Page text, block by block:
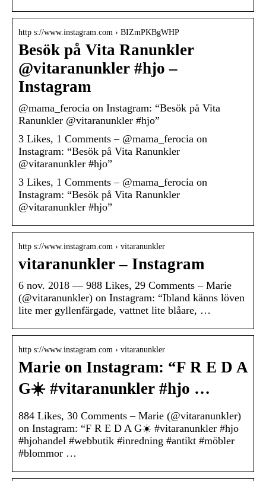
http s://www.instagram.com › BIZmPKBgWHP
Besök på Vita Ranunkler
@vitaranunkler #hjo –
Instagram
@mama_ferocia on Instagram: “Besök på Vita
Ranunkler @vitaranunkler #hjo”
3 Likes, 1 Comments – @mama_ferocia on
Instagram: “Besök på Vita Ranunkler
@vitaranunkler #hjo”
3 Likes, 1 Comments – @mama_ferocia on
Instagram: “Besök på Vita Ranunkler
@vitaranunkler #hjo”
http s://www.instagram.com › vitaranunkler
vitaranunkler – Instagram
6 nov. 2018 — 988 Likes, 29 Comments – Marie
(@vitaranunkler) on Instagram: “Ibland känns löven
lite mer gyllenfärgade, vattnet lite blåare, …
http s://www.instagram.com › vitaranunkler
Marie on Instagram: “F R E D A
G☀️ #vitaranunkler #hjo …
884 Likes, 30 Comments – Marie (@vitaranunkler)
on Instagram: “F R E D A G☀️ #vitaranunkler #hjo
#hjohandel #webbutik #inredning #antikt #möbler
#blommor …